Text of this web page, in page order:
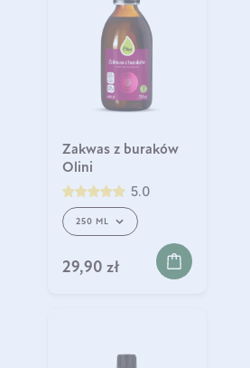
Zakwas z buraków
Olini
5.0
250 ML
29,90 zł